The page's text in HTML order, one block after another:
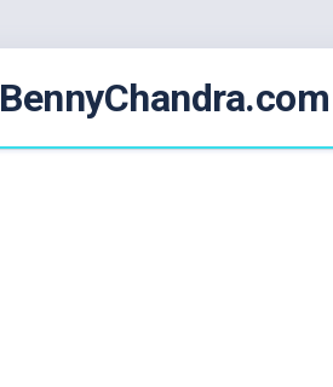
BennyChandra.com